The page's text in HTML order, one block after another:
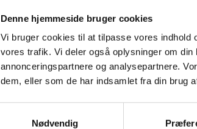
Denne hjemmeside bruger cookies
Vi bruger cookies til at tilpasse vores indhold
vores trafik. Vi deler også oplysninger om
annonceringspartnere og analysepartnere.
dem, eller som de har indsamlet fra din brug
Nødvendig